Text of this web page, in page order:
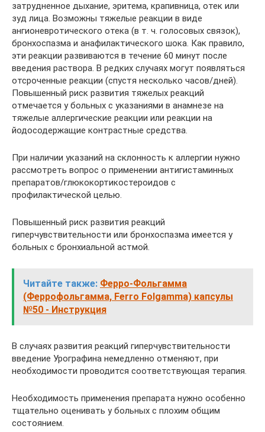
затрудненное дыхание, эритема, крапивница, отек или
зуд лица. Возможны тяжелые реакции в виде
ангионевротического отека (в т. ч. голосовых связок),
бронхоспазма и анафилактического шока. Как правило,
эти реакции развиваются в течение 60 минут после
введения раствора. В редких случаях могут появляться
отсроченные реакции (спустя несколько часов/дней).
Повышенный риск развития тяжелых реакций
отмечается у больных с указаниями в анамнезе на
тяжелые аллергические реакции или реакции на
йодосодержащие контрастные средства.
При наличии указаний на склонность к аллергии нужно
рассмотреть вопрос о применении антигистаминных
препаратов/глюкокортикостероидов с
профилактической целью.
Повышенный риск развития реакций
гиперчувствительности или бронхоспазма имеется у
больных с бронхиальной астмой.
Читайте также: Ферро-Фольгамма
(Феррофольгамма, Ferro Folgamma) капсулы
№50 - Инструкция
В случаях развития реакций гиперчувствительности
введение Урографина немедленно отменяют, при
необходимости проводится соответствующая терапия.
Необходимость применения препарата нужно особенно
тщательно оценивать у больных с плохим общим
состоянием.